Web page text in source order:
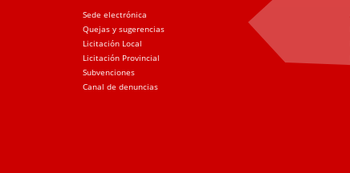
Sede electrónica
Quejas y sugerencias
Licitación Local
Licitación Provincial
Subvenciones
Canal de denuncias